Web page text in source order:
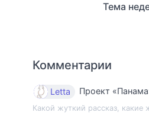
Тема
Комментарии
Letta Проект «Панама»: как ИИ-индустрия
Какой жуткий рассказ, какие